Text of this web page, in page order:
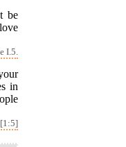
be
I.5.
in